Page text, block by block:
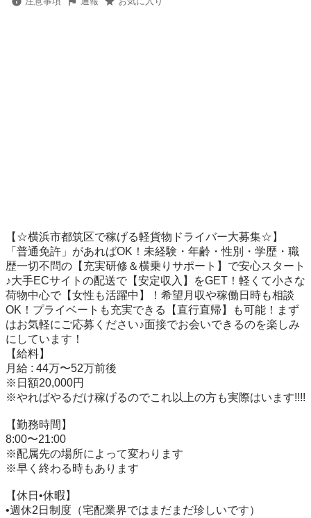
【☆横浜市都筑区で稼げる軽貨物ドライバー大募集☆】
「普通免許」があればOK！未経験・年齢・性別・学歴・職
歴一切不問の【充実研修＆横乗りサポート】で安心スタート
♪大手ECサイトの配送で【安定収入】をGET！軽くて小さな
荷物中心で【女性も活躍中】！希望月収や稼働日時も相談
OK！プライベートも充実できる【直行直帰】も可能！まず
はお気軽にご応募ください♪面接でお会いできるのを楽しみ
にしています！
【給料】
月給 : 44万〜52万前後
※日額20,000円
※やればやるだけ稼げるのでこれ以上の方も実際はいます!!!!
【勤務時間】
8:00〜21:00
※配属先の場所によって変わります
※早く終わる時もあります
【休日•休暇】
•週休2日制度（宅配業界ではまだまだ珍しいです）